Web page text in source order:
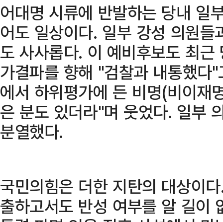
어대명 시류에 반발하는 당내 일
어도 일상이다. 일부 강성 의원
도 사사롭다. 이 예비후보도 최
가결파를 향해 "검찰과 내통했
에서 하위평가에 든 비명(비이재
은 분도 있더라"며 웃었다. 일부
분열했다.
국민의힘은 더한 지탄의 대상이
출하고서도 반성 여부를 알 길이